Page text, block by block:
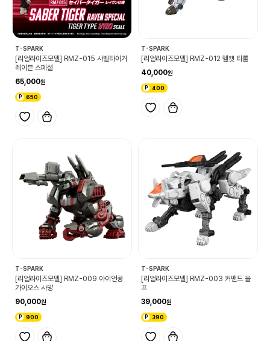
T-SPARK
[리얼라이즈모델] RMZ-015 샤벨타이거
레이븐 스페셜
65,000
650
T-SPARK
[리얼라이즈모델] RMZ-012 헬캣 티롤
40,000
400
T-SPARK
[리얼라이즈모델] RMZ-009 아이언콩
가이오스 사양
90,000
900
T-SPARK
[리얼라이즈모델] RMZ-003 커맨드 울
프
39,000
390